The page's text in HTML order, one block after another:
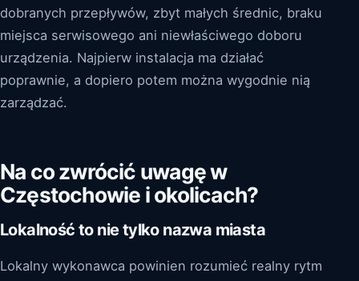
dobranych przepływów, zbyt małych średnic, braku
miejsca serwisowego ani niewłaściwego doboru
urządzenia. Najpierw instalacja ma działać
poprawnie, a dopiero potem można wygodnie nią
zarządzać.
Na co zwrócić uwagę w
Częstochowie i okolicach?
Lokalność to nie tylko nazwa miasta
Lokalny wykonawca powinien rozumieć realny rytm